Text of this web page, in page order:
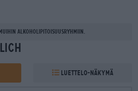
alkoholipitoisuusryhmiin.
Luettelo-näkymä